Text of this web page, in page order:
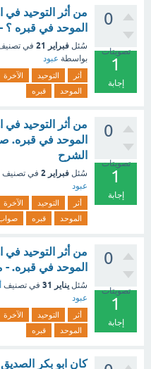
0
تصويتات
1
إجابة
من أثر التوحيد في
الموحد في قبره
سُئل فبراير 21 في
بواسطة عبود
أثر التوحيد الآخرة
الموحد
قبره
0
تصويتات
1
إجابة
من أثر التوحيد في
الموحد في قبره.
الشرح
سُئل فبراير 2 في تصنيف
عبود
أثر التوحيد الآخرة
الموحد
قبره
0
تصويتات
1
إجابة
من أثر التوحيد في
الموحد في قبره.
سُئل يناير 31 في تصنيف
عبود
أثر التوحيد الآخرة
الموحد
قبره
كان ابو بكر